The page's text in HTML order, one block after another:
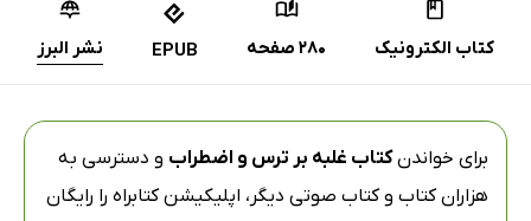
کتاب الکترونیک 280 صفحه EPUB نشر البرز
برای خواندنکتاب غلبه بر ترس و اضطراب و دسترسی به
هزاران کتاب و کتاب صوتی دیگر، اپلیکیشن کتابراه را رایگان